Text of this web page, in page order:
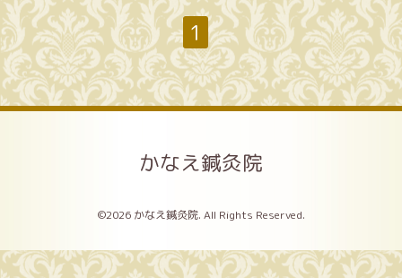
1
かなえ鍼灸院
©2026 かなえ鍼灸院. All Rights Reserved.